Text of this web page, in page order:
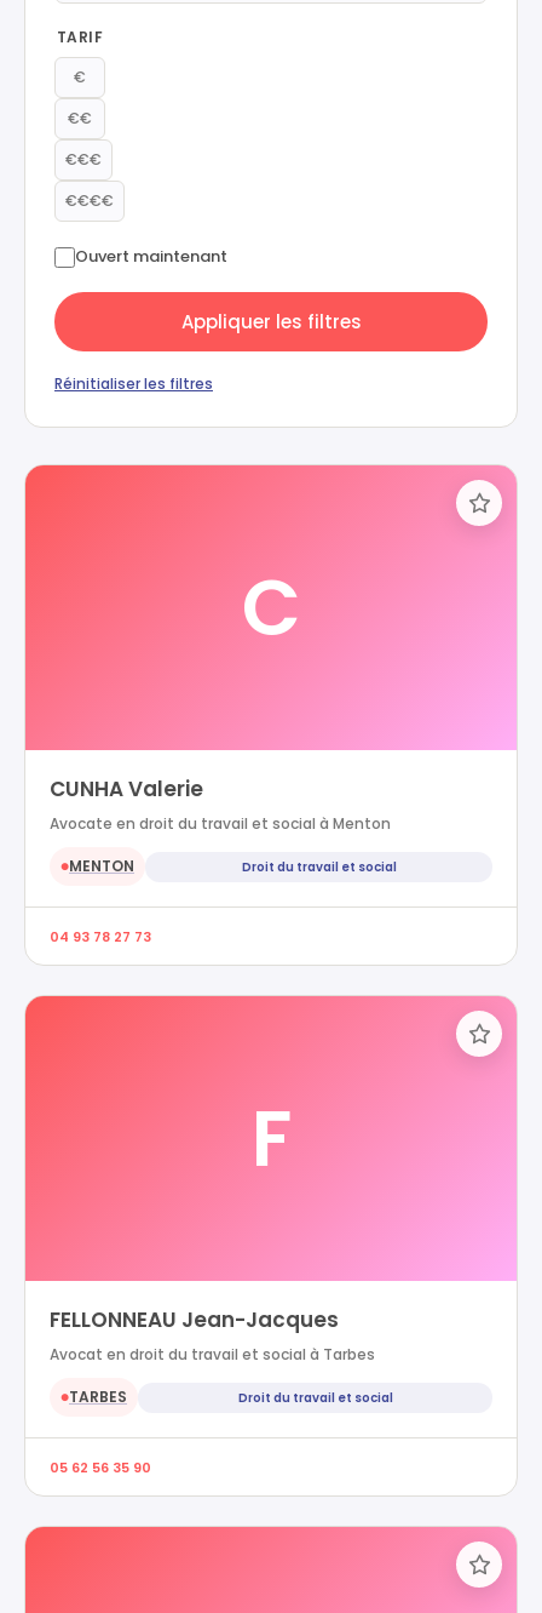
TARIF
€
€€
€€€
€€€€
Ouvert maintenant
Appliquer les filtres
Réinitialiser les filtres
C
CUNHA Valerie
Avocate en droit du travail et social à Menton
●MENTON Droit du travail et social
04 93 78 27 73
F
FELLONNEAU Jean-Jacques
Avocat en droit du travail et social à Tarbes
●TARBES Droit du travail et social
05 62 56 35 90